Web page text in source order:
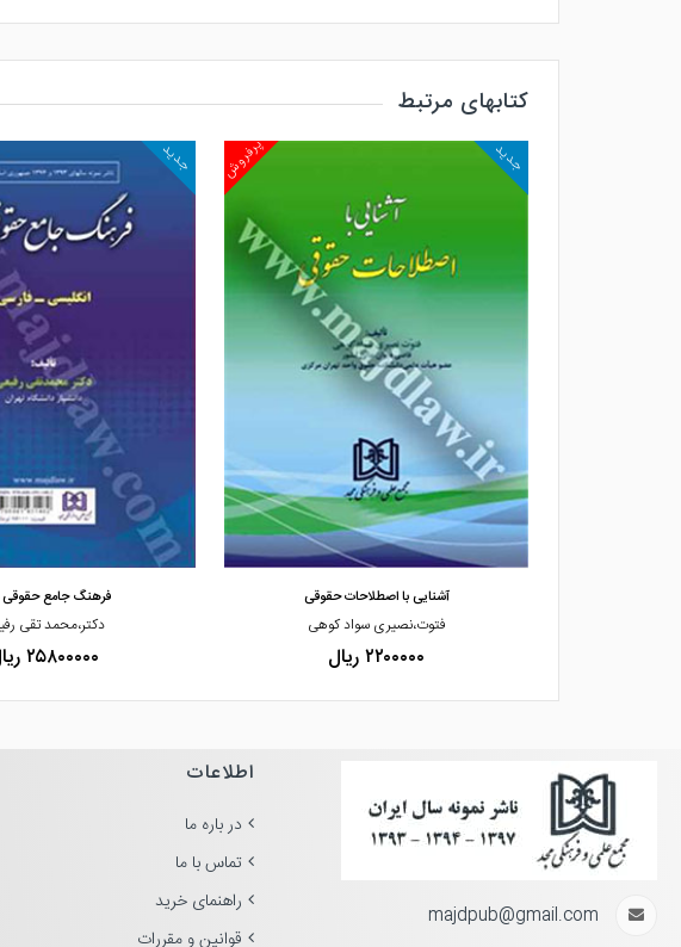
کتابهای مرتبط
مشاهده و خرید
پرفروش جدید
مشاهده و خرید
فرهنگ جامع حقوقی مجد
دکتر،محمد تقی رفیعی
۲۵۸۰۰۰۰۰ ریال
جدید
کاربردی ترین لغات و
۳۳۰۰۰۰۰ ریال
majdpub@gmail.com
اطلاعات
در باره ما
تماس با ما
راهنمای خرید
قوانین و مقررات